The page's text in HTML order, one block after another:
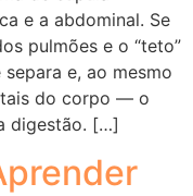
e a abdominal. Se
pulmões e o “teto”
e, ao mesmo
do corpo — o
digestão. […]